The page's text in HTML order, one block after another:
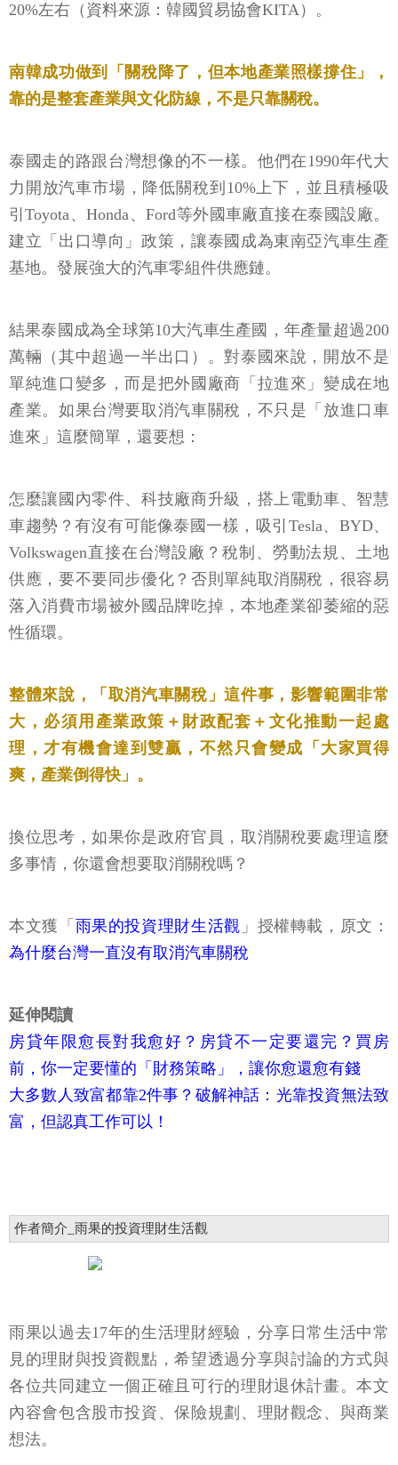
20%左右（資料來源：韓國貿易協會KITA）。
南韓成功做到「關稅降了，但本地產業照樣撐住」，
靠的是整套產業與文化防線，不是只靠關稅。
泰國走的路跟台灣想像的不一樣。他們在1990年代大
力開放汽車市場，降低關稅到10%上下，並且積極吸
引Toyota、Honda、Ford等外國車廠直接在泰國設廠。
建立「出口導向」政策，讓泰國成為東南亞汽車生產
基地。發展強大的汽車零組件供應鏈。
結果泰國成為全球第10大汽車生產國，年產量超過200
萬輛（其中超過一半出口）。對泰國來說，開放不是
單純進口變多，而是把外國廠商「拉進來」變成在地
產業。如果台灣要取消汽車關稅，不只是「放進口車
進來」這麼簡單，還要想：
怎麼讓國內零件、科技廠商升級，搭上電動車、智慧
車趨勢？有沒有可能像泰國一樣，吸引Tesla、BYD、
Volkswagen直接在台灣設廠？稅制、勞動法規、土地
供應，要不要同步優化？否則單純取消關稅，很容易
落入消費市場被外國品牌吃掉，本地產業卻萎縮的惡
性循環。
整體來說，「取消汽車關稅」這件事，影響範圍非常
大，必須用產業政策＋財政配套＋文化推動一起處
理，才有機會達到雙贏，不然只會變成「大家買得
爽，產業倒得快」。
換位思考，如果你是政府官員，取消關稅要處理這麼
多事情，你還會想要取消關稅嗎？
本文獲「 雨果的投資理財生活觀 」授權轉載，原文：
為什麼台灣一直沒有取消汽車關稅
延伸閱讀
房貸年限愈長對我愈好？房貸不一定要還完？買房
前，你一定要懂的「財務策略」，讓你愈還愈有錢
大多數人致富都靠2件事？破解神話：光靠投資無法致
富，但認真工作可以！
作者簡介_雨果的投資理財生活觀
雨果以過去17年的生活理財經驗，分享日常生活中常
見的理財與投資觀點，希望透過分享與討論的方式與
各位共同建立一個正確且可行的理財退休計畫。本文
內容會包含股市投資、保險規劃、理財觀念、與商業
想法。